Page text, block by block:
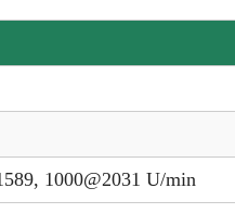
1000@2031 U/min